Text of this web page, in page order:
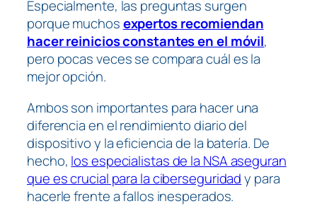
Especialmente, las preguntas surgen
porque muchosexpertos recomiendan
hacer reinicios constantes en el móvil,
pero pocas veces se compara cuál es la
mejor opción.
Ambos son importantes para hacer una
diferencia en el rendimiento diario del
dispositivo y la eficiencia de la batería. De
hecho, los especialistas de la NSA aseguran
que es crucial para la ciberseguridady para
hacerle frente a fallos inesperados.